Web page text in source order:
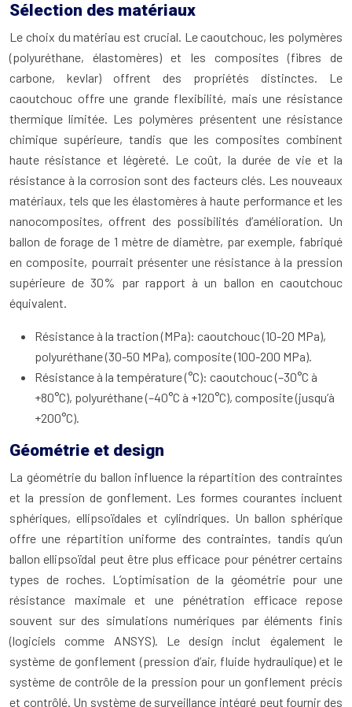
Sélection des matériaux
Le choix du matériau est crucial. Le caoutchouc, les polymères
(polyuréthane, élastomères) et les composites (fibres de
carbone, kevlar) offrent des propriétés distinctes. Le
caoutchouc offre une grande flexibilité, mais une résistance
thermique limitée. Les polymères présentent une résistance
chimique supérieure, tandis que les composites combinent
haute résistance et légèreté. Le coût, la durée de vie et la
résistance à la corrosion sont des facteurs clés. Les nouveaux
matériaux, tels que les élastomères à haute performance et les
nanocomposites, offrent des possibilités d’amélioration. Un
ballon de forage de 1 mètre de diamètre, par exemple, fabriqué
en composite, pourrait présenter une résistance à la pression
supérieure de 30% par rapport à un ballon en caoutchouc
équivalent.
Résistance à la traction (MPa): caoutchouc (10-20 MPa),
polyuréthane (30-50 MPa), composite (100-200 MPa).
Résistance à la température (°C): caoutchouc (–30°C à
+80°C), polyuréthane (–40°C à +120°C), composite (jusqu’à
+200°C).
Géométrie et design
La géométrie du ballon influence la répartition des contraintes
et la pression de gonflement. Les formes courantes incluent
sphériques, ellipsoïdales et cylindriques. Un ballon sphérique
offre une répartition uniforme des contraintes, tandis qu’un
ballon ellipsoïdal peut être plus efficace pour pénétrer certains
types de roches. L’optimisation de la géométrie pour une
résistance maximale et une pénétration efficace repose
souvent sur des simulations numériques par éléments finis
(logiciels comme ANSYS). Le design inclut également le
système de gonflement (pression d’air, fluide hydraulique) et le
système de contrôle de la pression pour un gonflement précis
et contrôlé. Un système de surveillance intégré peut fournir des